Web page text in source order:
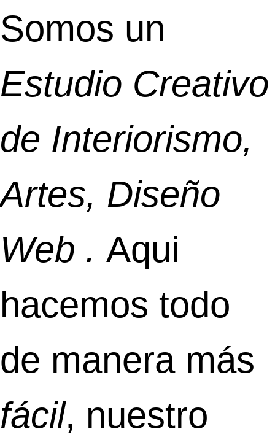
Somos un
Estudio Creativo
de Interiorismo,
Artes, Diseño
Web . Aqui
hacemos todo
de manera más
fácil, nuestro